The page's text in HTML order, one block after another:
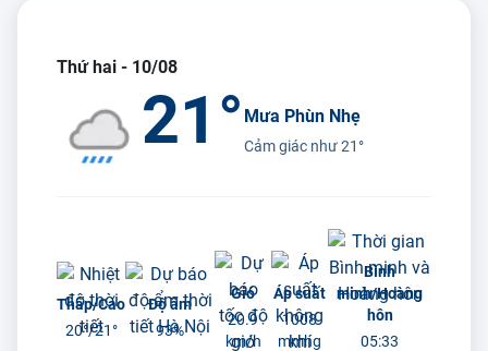
Thứ hai - 10/08
21° Mưa Phùn Nhẹ
Cảm giác như21°
Thấp/Cao
20°/21°
Độ ẩm
93%
Gió
20.9
km/h
Áp suất
1008
mmhg
Bình
minh/Hoàng
hôn
05:33